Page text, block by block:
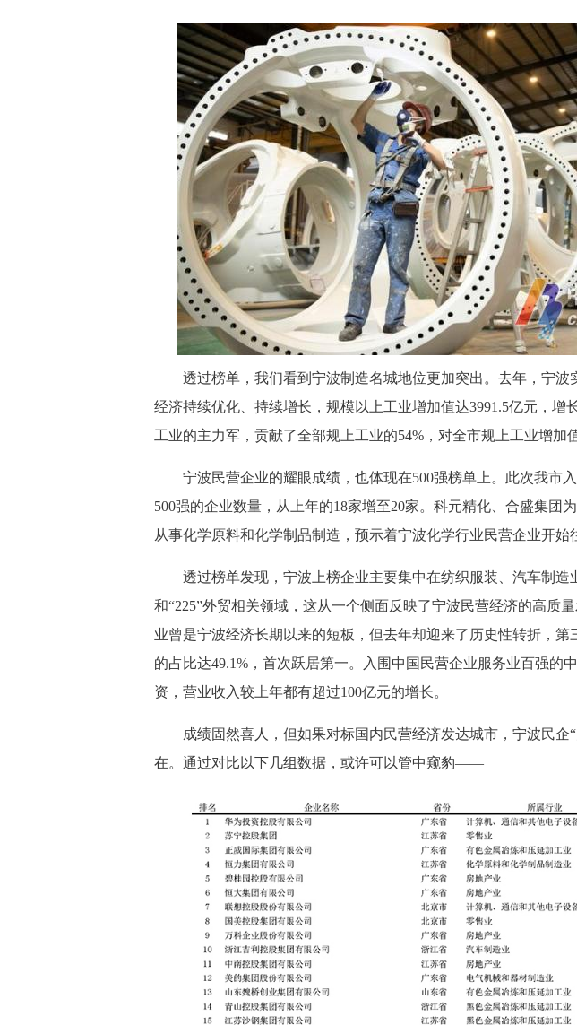
透过榜单，我们看到宁波制造名城地位更加突出。去年，宁波
经济持续优化、持续增长，规模以上工业增加值达3991.5亿元，增
工业的主力军，贡献了全部规上工业的54%，对全市规上工业增加
宁波民营企业的耀眼成绩，也体现在500强榜单上。 此次我市
500强的企业数量，从上年的18家增至20家。科元精化、合盛集团
从事化学原料和化学制品制造，预示着宁波化学行业民营企业开始
透过榜单发现，宁波上榜企业主要集中在纺织服装、汽车制造
和“225”外贸相关领域，这从一个侧面反映了宁波民营经济的高质
业曾是宁波经济长期以来的短板，但去年却迎来了历史性转折，第
的占比达49.1%，首次跃居第一。
入围中国民营企业服务业百强的
资，营业收入较上年都有超过100亿元的增长。
成绩固然喜人，但如果对标国内民营经济发达城市，宁波民企
在。通过对比以下几组数据，或许可以管中窥豹——